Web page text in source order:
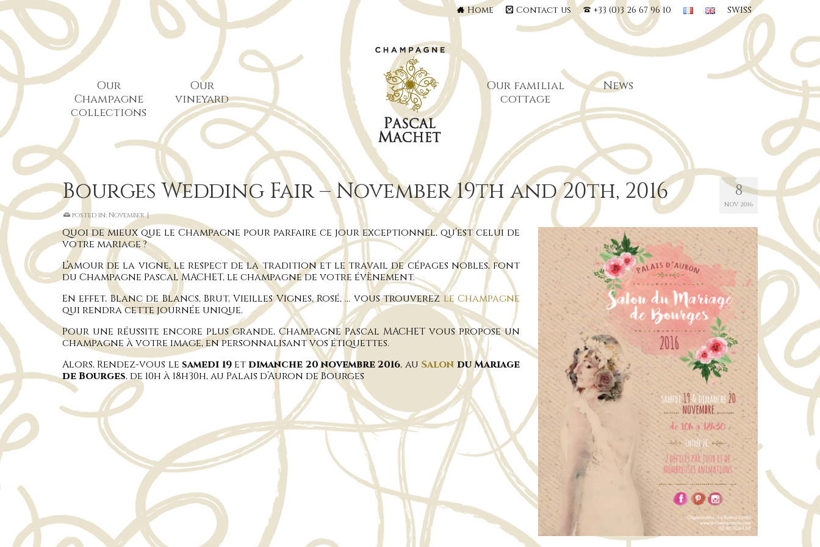
Home Contact us +33 (0)3 26 67 96 10 SWISS
Our
Champagne
collections
Our
vineyard
Our familial
cottage
News
8
NOV 2016
Bourges Wedding Fair – November 19th and 20th, 2016
posted in: November |
Quoi de mieux que le Champagne pour parfaire ce jour exceptionnel, qu’est celui de
votre mariage ?
L’amour de la vigne, le respect de la tradition et le travail de cépages nobles, font
du Champagne Pascal MACHET, le champagne de votre évènement.
En effet, Blanc de Blancs, Brut, Vieilles Vignes, Rosé, … vous trouverez le Champagne
qui rendra cette journée unique.
Pour une réussite encore plus grande, Champagne Pascal MACHET vous propose un
champagne à votre image, en personnalisant vos étiquettes.
Alors, Rendez-vous le samedi 19et dimanche 20 novembre 2016, au Salon du Mariage
de Bourges, de 10h à 18h30h, au Palais d’Auron de Bourges